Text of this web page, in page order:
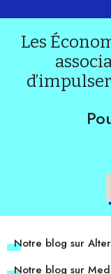
Les
Notre blog sur
Notre blog sur